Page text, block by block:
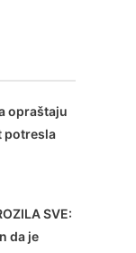
opraštaju
potresla
SVE:
da je